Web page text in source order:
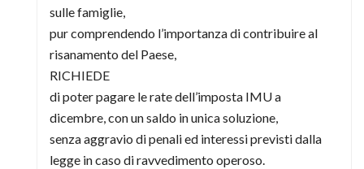
sulle famiglie,
pur comprendendo l’importanza di contribuire al
risanamento del Paese,
RICHIEDE
di poter pagare le rate dell’imposta IMU a
dicembre, con un saldo in unica soluzione,
senza aggravio di penali ed interessi previsti dalla
legge in caso di ravvedimento operoso.